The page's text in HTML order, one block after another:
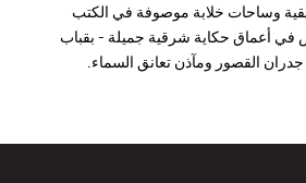
وساحات خلابة موصوفة في الكتب
في أعماق حكاية شرقية جميلة - بقباب
القصور ومآذن تعانق السماء.